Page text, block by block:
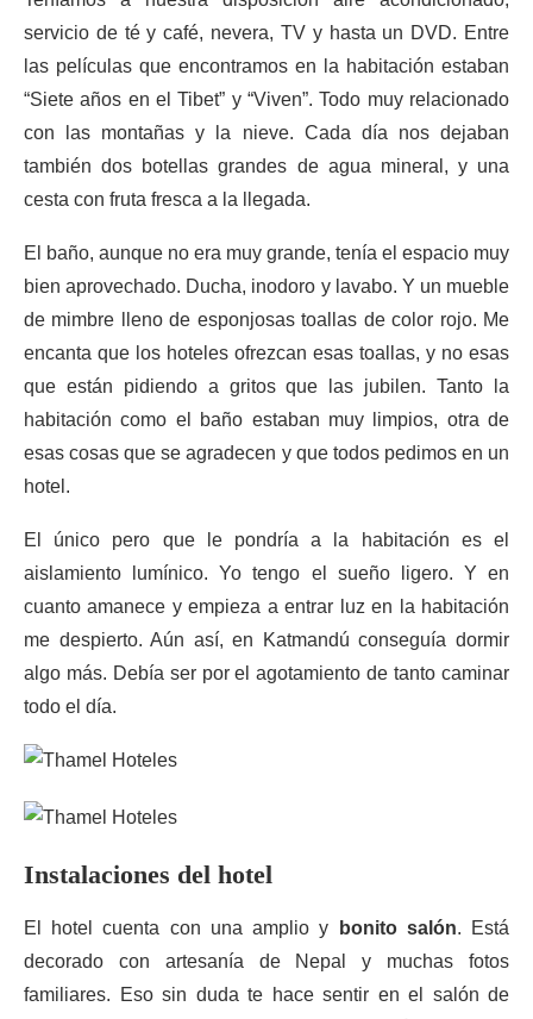
servicio de té y café, nevera, TV y hasta un DVD. Entre
las películas que encontramos en la habitación estaban
“Siete años en el Tibet” y “Viven”. Todo muy relacionado
con las montañas y la nieve. Cada día nos dejaban
también dos botellas grandes de agua mineral, y una
cesta con fruta fresca a la llegada.
El baño, aunque no era muy grande, tenía el espacio muy
bien aprovechado. Ducha, inodoro y lavabo. Y un mueble
de mimbre lleno de esponjosas toallas de color rojo. Me
encanta que los hoteles ofrezcan esas toallas, y no esas
que están pidiendo a gritos que las jubilen. Tanto la
habitación como el baño estaban muy limpios, otra de
esas cosas que se agradecen y que todos pedimos en un
hotel.
El único pero que le pondría a la habitación es el
aislamiento lumínico. Yo tengo el sueño ligero. Y en
cuanto amanece y empieza a entrar luz en la habitación
me despierto. Aún así, en Katmandú conseguía dormir
algo más. Debía ser por el agotamiento de tanto caminar
todo el día.
Instalaciones del hotel
El hotel cuenta con una amplio y bonito salón. Está
decorado con artesanía de Nepal y muchas fotos
familiares. Eso sin duda te hace sentir en el salón de